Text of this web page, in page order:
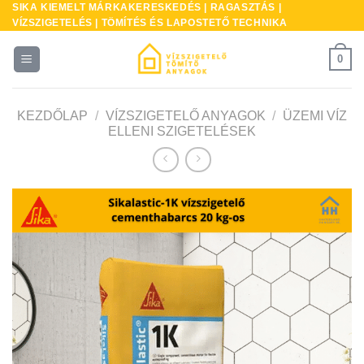
Skip
to
content
SIKA KIEMELT MÁRKAKERESKEDÉS | RAGASZTÁS |
VÍZSZIGETELÉS | TÖMÍTÉS ÉS LAPOSTETŐ TECHNIKA
0
KEZDŐLAP / VÍZSZIGETELŐ ANYAGOK / ÜZEMI VÍZ
ELLENI SZIGETELÉSEK